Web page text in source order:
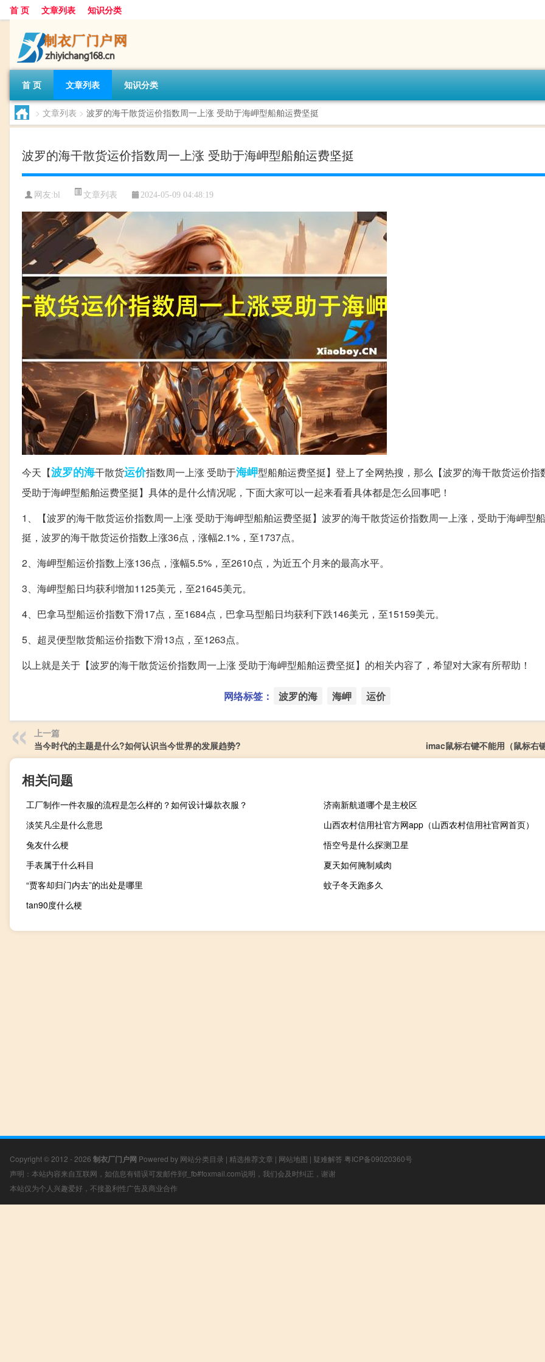
首 页 文章列表 知识分类
首 页 文章列表 知识分类
> 文章列表 > 波罗的海干散货运价指数周一上涨 受助于海岬型船舶运费坚挺
波罗的海干散货运价指数周一上涨 受助于海岬型船舶运费坚挺
网友:bl 文章列表 2024-05-09 04:48:19
今天【波罗的海干散货运价指数周一上涨 受助于海岬型船舶运费坚挺】登上了全网热搜，那么【波罗的海干散货运价指
受助于海岬型船舶运费坚挺】具体的是什么情况呢，下面大家可以一起来看看具体都是怎么回事吧！
1、【波罗的海干散货运价指数周一上涨 受助于海岬型船舶运费坚挺】波罗的海干散货运价指数周一上涨，受助于海岬型
挺，波罗的海干散货运价指数上涨36点，涨幅2.1%，至1737点。
2、海岬型船运价指数上涨136点，涨幅5.5%，至2610点，为近五个月来的最高水平。
3、海岬型船日均获利增加1125美元，至21645美元。
4、巴拿马型船运价指数下滑17点，至1684点，巴拿马型船日均获利下跌146美元，至15159美元。
5、超灵便型散货船运价指数下滑13点，至1263点。
以上就是关于【波罗的海干散货运价指数周一上涨 受助于海岬型船舶运费坚挺】的相关内容了，希望对大家有所帮助！
网络标签： 波罗的海 海岬 运价
上一篇
当今时代的主题是什么?如何认识当今世界的发展趋势?
imac鼠标右键不能用（鼠标右
相关问题
工厂制作一件衣服的流程是怎么样的？如何设计爆款衣服？
济南新航道哪个是主校区
淡笑凡尘是什么意思
山西农村信用社官方网app（山西农村信用社官网首页）
兔友什么梗
悟空号是什么探测卫星
手表属于什么科目
夏天如何腌制咸肉
“贾客却归门内去”的出处是哪里
蚊子冬天跑多久
tan90度什么梗
Copyright © 2012 - 2026 制衣厂门户网 Powered by 网站分类目录 | 精选推荐文章 | 网站地图 | 疑难解答 粤ICP备09020360号
声明：本站内容来自互联网，如信息有错误可发邮件到f_fb#foxmail.com说明，我们会及时纠正，谢谢
本站仅为个人兴趣爱好，不接盈利性广告及商业合作